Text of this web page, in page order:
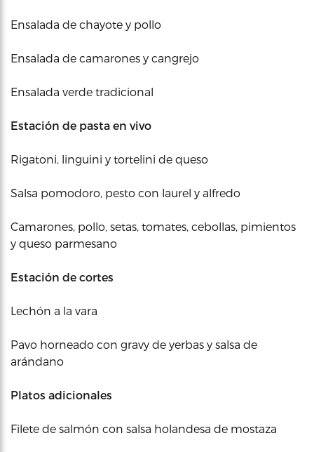
Ensalada de chayote y pollo
Ensalada de camarones y cangrejo
Ensalada verde tradicional
Estación de pasta en vivo
Rigatoni, linguini y tortelini de queso
Salsa pomodoro, pesto con laurel y alfredo
Camarones, pollo, setas, tomates, cebollas, pimientos
y queso parmesano
Estación de cortes
Lechón a la vara
Pavo horneado con gravy de yerbas y salsa de
arándano
Platos adicionales
Filete de salmón con salsa holandesa de mostaza